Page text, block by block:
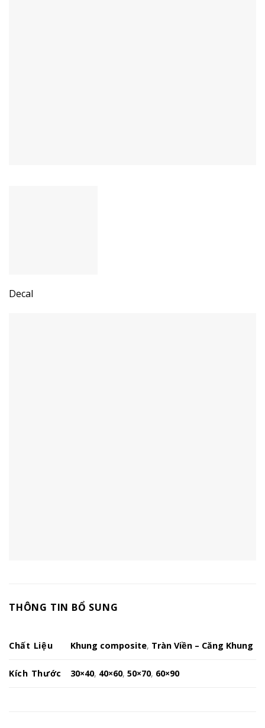
Decal
THÔNG TIN BỔ SUNG
Chất Liệu Khung composite, Tràn Viền – Căng Khung
Kích Thước 30×40, 40×60,50×70, 60×90